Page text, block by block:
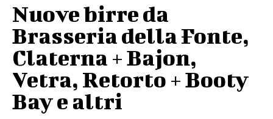
Nuove birre da
Brasseria della Fonte,
Claterna + Bajon,
Vetra, Retorto + Booty
Bay e altri